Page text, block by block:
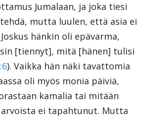
Jumalaan, ja joka tiesi
mutta luulen, että asia ei
hänkin oli epävarma,
[tiennyt], mitä [hänen] tulisi
). Vaikka hän näki tavattomia
oli myös monia päiviä,
kamalia tai mitään
ei tapahtunut. Mutta